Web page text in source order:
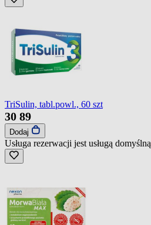
TriSulin, tabl.powl., 60 szt
30 89
Dodaj
Usługa rezerwacji jest usługą domyślną